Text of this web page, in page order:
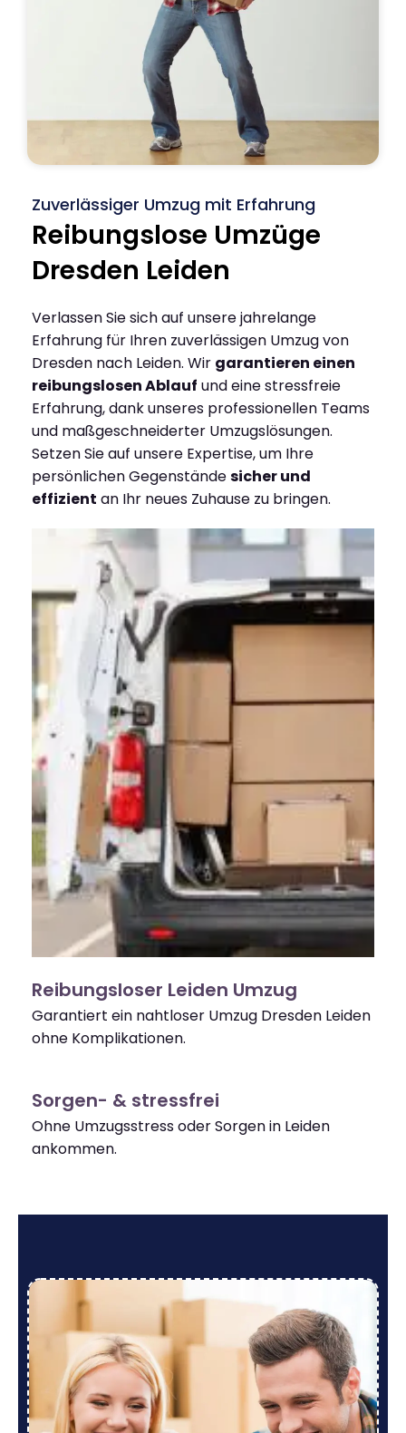
Zuverlässiger Umzug mit Erfahrung
Reibungslose Umzüge
Dresden Leiden
Verlassen Sie sich auf unsere jahrelange
Erfahrung für Ihren zuverlässigen Umzug von
Dresden nach Leiden. Wir garantieren einen
reibungslosen Ablauf und eine stressfreie
Erfahrung, dank unseres professionellen Teams
und maßgeschneiderter Umzugslösungen.
Setzen Sie auf unsere Expertise, um Ihre
persönlichen Gegenständesicher und
effizient an Ihr neues Zuhause zu bringen.
Reibungsloser Leiden Umzug
Garantiert ein nahtloser Umzug Dresden Leiden
ohne Komplikationen.
Sorgen- & stressfrei
Ohne Umzugsstress oder Sorgen in Leiden
ankommen.